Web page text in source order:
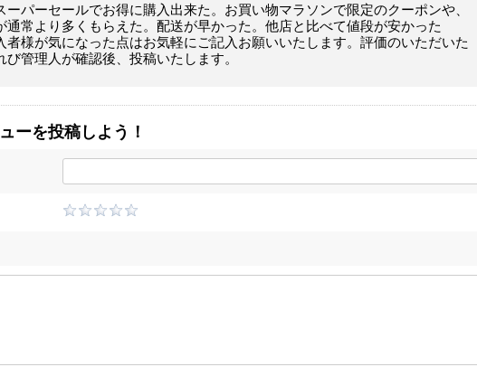
ーパーセールでお得に購入出来た。お買い物マラソンで限定のクーポンや、
通常より多くもらえた。配送が早かった。他店と比べて値段が安かった
者様が気になった点はお気軽にご記入お願いいたします。評価のいただいた
び管理人が確認後、投稿いたします。
ーを投稿しよう！